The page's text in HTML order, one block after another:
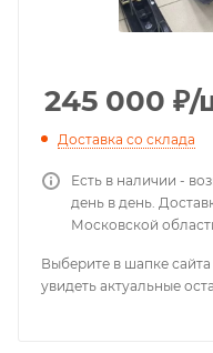
245 000 ₽/
Доставка со склада
Есть в наличии -
день в день.
Московской
Выберите в шапке
увидеть актуальные